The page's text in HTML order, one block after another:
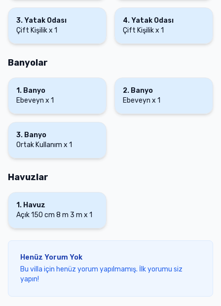
3.Yatak Odası
Çift Kişilikx 1
4.Yatak Odası
Çift Kişilikx 1
Banyolar
1 . Banyo
Ebeveyn x 1
2. Banyo
Ebeveyn x 1
3. Banyo
Ortak Kullanım x 1
Havuzlar
1 . Havuz
Açık150 cm 8 m 3 m x 1
Henüz Yorum Yok
Bu villa için henüz yorum yapılmamış. İlk yorumu siz
yapın!